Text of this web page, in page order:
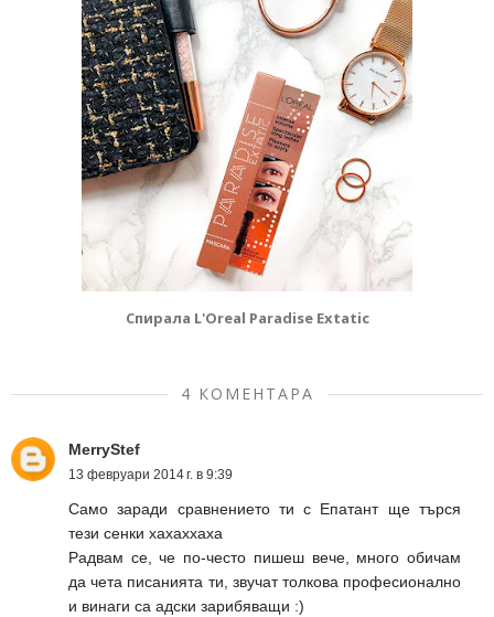
Спирала L'Oreal Paradise Extatic
4 КОМЕНТАРА
MerryStef
13 февруари 2014 г. в 9:39
Само заради сравнението ти с Епатант ще търся
тези сенки хахаххаха
Радвам се, че по-често пишеш вече, много обичам
да чета писанията ти, звучат толкова професионално
и винаги са адски зарибяващи :)